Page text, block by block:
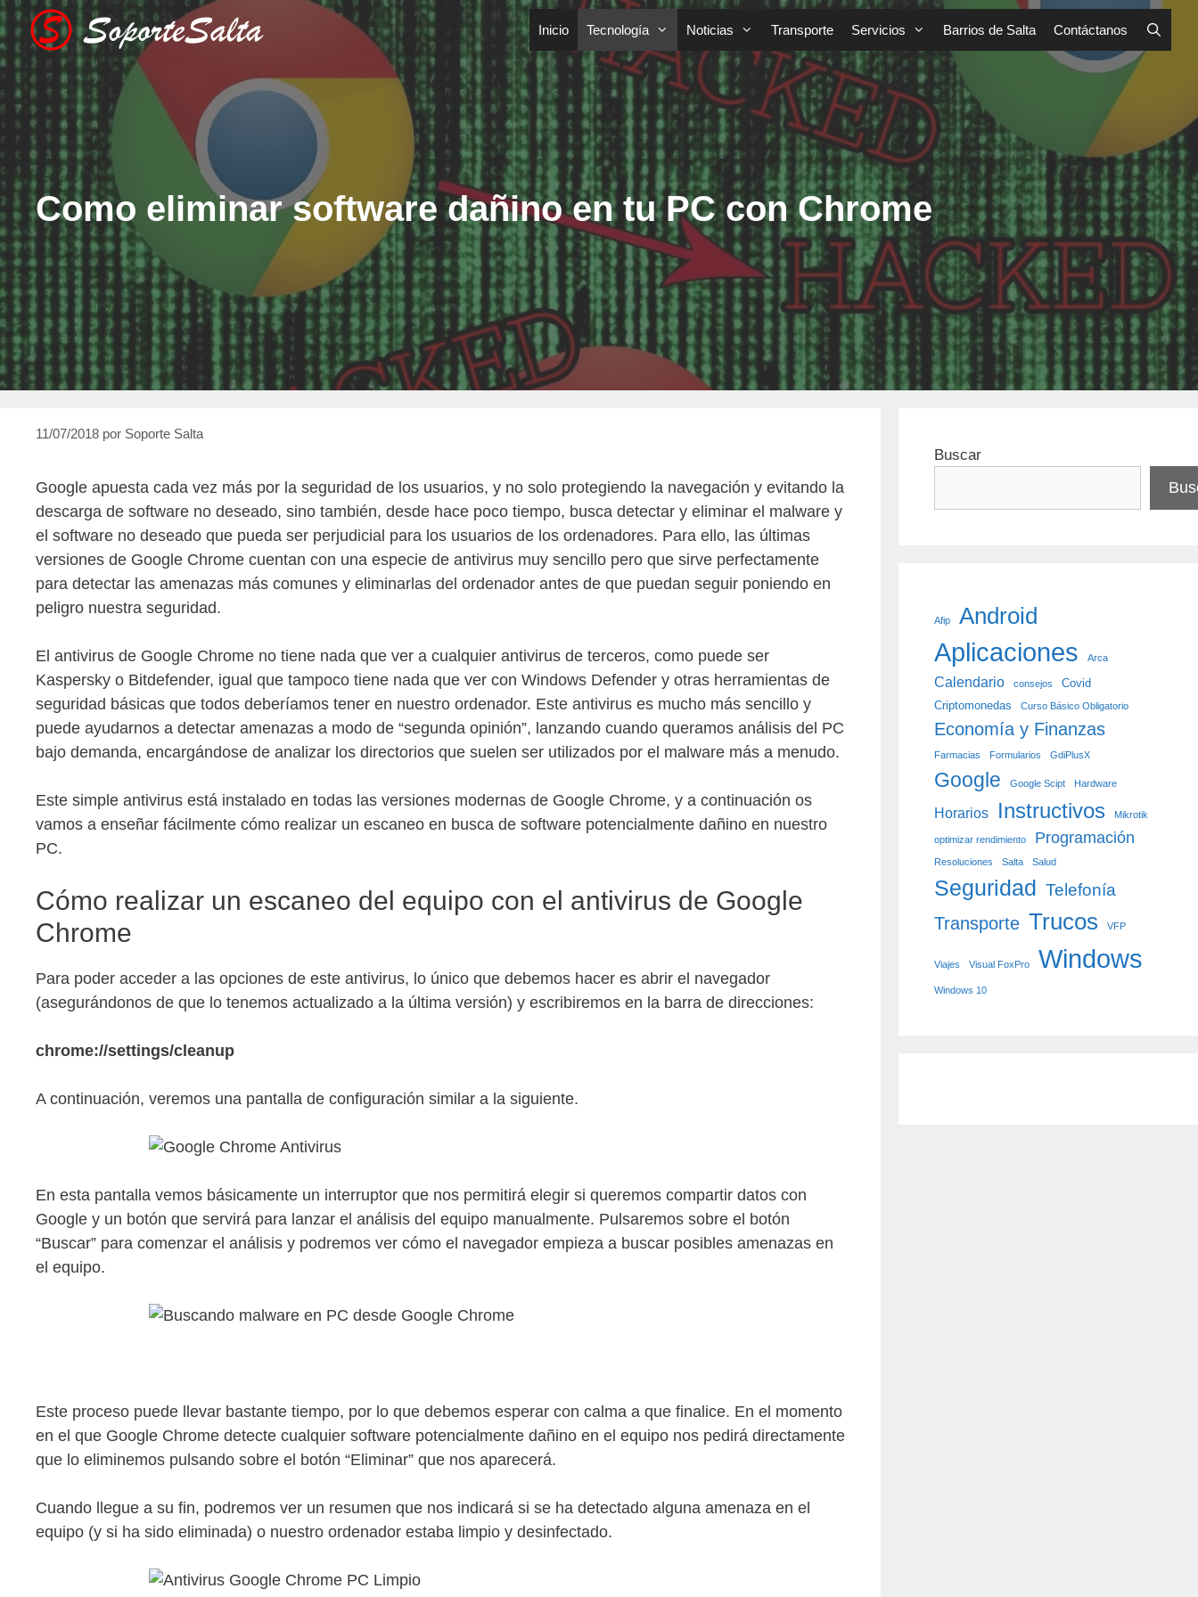
Saltar
al
contenido
Inicio Tecnología Noticias Transporte Servicios Barrios de Salta Contáctanos
Como eliminar software dañino en tu PC con Chrome
11/07/2018 por Soporte Salta
Google apuesta cada vez más por la seguridad de los usuarios, y no solo protegiendo la navegación y evitando la
descarga de software no deseado, sino también, desde hace poco tiempo, busca detectar y eliminar el malware y
el software no deseado que pueda ser perjudicial para los usuarios de los ordenadores. Para ello, las últimas
versiones de Google Chrome cuentan con una especie de antivirus muy sencillo pero que sirve perfectamente
para detectar las amenazas más comunes y eliminarlas del ordenador antes de que puedan seguir poniendo en
peligro nuestra seguridad.
El antivirus de Google Chrome no tiene nada que ver a cualquier antivirus de terceros, como puede ser
Kaspersky o Bitdefender, igual que tampoco tiene nada que ver con Windows Defender y otras herramientas de
seguridad básicas que todos deberíamos tener en nuestro ordenador. Este antivirus es mucho más sencillo y
puede ayudarnos a detectar amenazas a modo de “segunda opinión”, lanzando cuando queramos análisis del PC
bajo demanda, encargándose de analizar los directorios que suelen ser utilizados por el malware más a menudo.
Este simple antivirus está instalado en todas las versiones modernas de Google Chrome, y a continuación os
vamos a enseñar fácilmente cómo realizar un escaneo en busca de software potencialmente dañino en nuestro
PC.
Cómo realizar un escaneo del equipo con el antivirus de Google
Chrome
Para poder acceder a las opciones de este antivirus, lo único que debemos hacer es abrir el navegador
(asegurándonos de que lo tenemos actualizado a la última versión) y escribiremos en la barra de direcciones:
chrome://settings/cleanup
A continuación, veremos una pantalla de configuración similar a la siguiente.
En esta pantalla vemos básicamente un interruptor que nos permitirá elegir si queremos compartir datos con
Google y un botón que servirá para lanzar el análisis del equipo manualmente. Pulsaremos sobre el botón
“Buscar” para comenzar el análisis y podremos ver cómo el navegador empieza a buscar posibles amenazas en
el equipo.
Este proceso puede llevar bastante tiempo, por lo que debemos esperar con calma a que finalice. En el momento
en el que Google Chrome detecte cualquier software potencialmente dañino en el equipo nos pedirá directamente
que lo eliminemos pulsando sobre el botón “Eliminar” que nos aparecerá.
Cuando llegue a su fin, podremos ver un resumen que nos indicará si se ha detectado alguna amenaza en el
equipo (y si ha sido eliminada) o nuestro ordenador estaba limpio y desinfectado.
Buscar
Afip Android
Aplicaciones Arca
Calendario consejos
Covid
Criptomonedas
Curso Básico Obligatorio
Economía y Finanzas
Farmacias Formularios GdiPlusX
Google Google Scipt Hardware
Horarios Instructivos Mikrotik
optimizar rendimiento Programación
Resoluciones Salta Salud
Seguridad Telefonía
Transporte Trucos VFP
Viajes Visual FoxPro Windows
Windows 10